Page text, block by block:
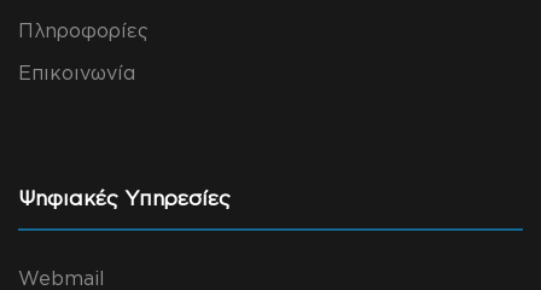
Πληροφορίες
Επικοινωνία
Ψηφιακές Υπηρεσίες
Webmail